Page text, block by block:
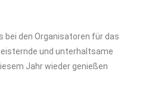
bei den Organisatoren für das
und unterhaltsame
Jahr wieder genießen